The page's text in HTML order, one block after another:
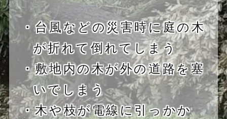
・台風などの災害時に庭の木
が折れて倒れてしまう
・敷地内の木が外の道路を塞
いでしまう
・木や枝が電線に引っかか